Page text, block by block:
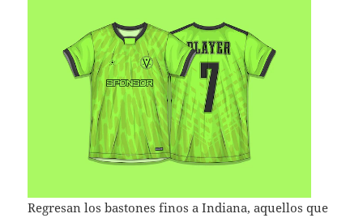
Regresan los bastones finos a Indiana, aquellos que